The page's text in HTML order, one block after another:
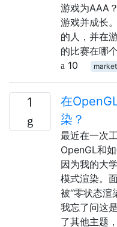
游戏为AAA
游戏并成长
的人，并在
的比赛在哪
10
1
在
染？
最近在一次
OpenGL和
因为我的大
模式渲染。
被“零状态渲
我忘了问这
了其他主题